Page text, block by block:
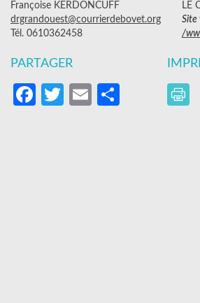
Françoise KERDONCUFF
drgrandouest@courrierdebovet.org
Tél. 0610362458
LE
Site
/
PARTAGER
Facebook
Twitter
EmailPartager